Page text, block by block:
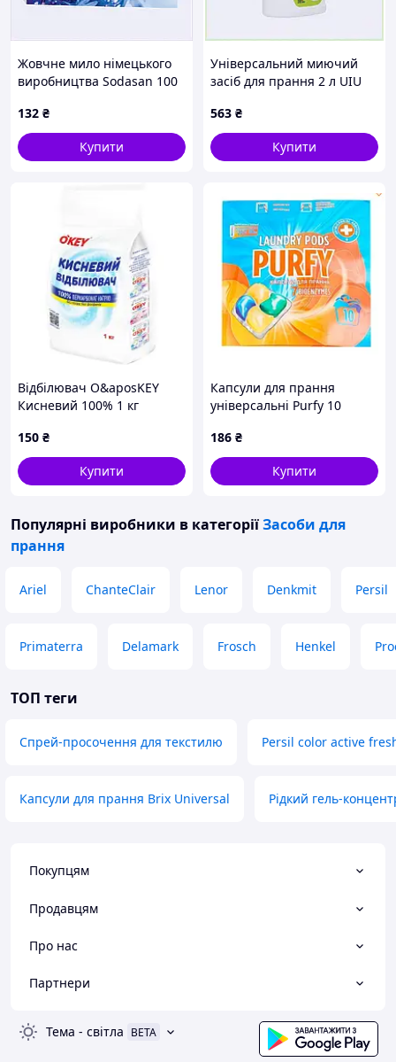
Жовчне мило німецького
виробництва Sodasan 100
132 ₴
Купити
Універсальний миючий
засіб для прання 2 л UIU
563 ₴
Купити
Відбілювач O&aposKEY
Кисневий 100% 1 кг
150 ₴
Купити
Капсули для прання
універсальні Purfy 10
186 ₴
Купити
Популярні виробники в категоріїЗасоби для
прання
Ariel ChanteClair Lenor Denkmit Persil
Primaterra Delamark Frosch Henkel
ТОП теги
Спрей-просочення для текстилю Persil color active
Капсули для прання Brix Universal Рідкий гель-
Покупцям
Продавцям
Про нас
Партнери
Тема - світла BETA